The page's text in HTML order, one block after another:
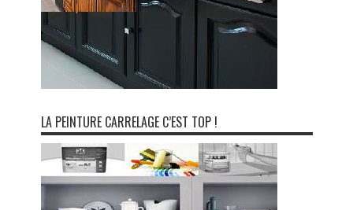
LA PEINTURE CARRELAGE C’EST TOP !